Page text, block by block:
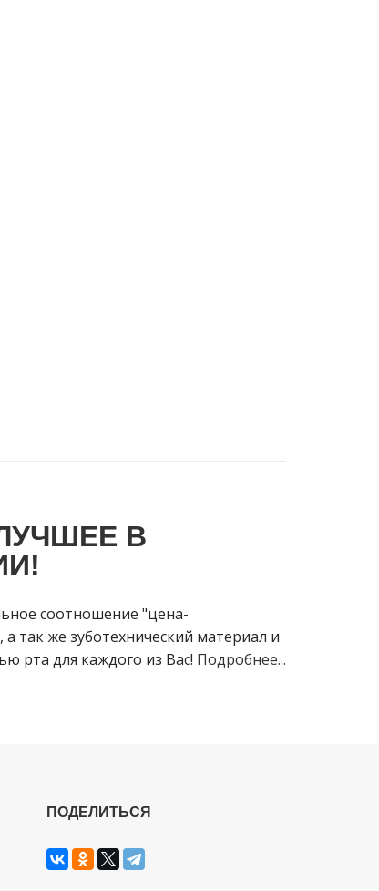
В
соотношение "цена-
так же зуботехнический материал и
рта для каждого из Вас! Подробнее...
ПОДЕЛИТЬСЯ